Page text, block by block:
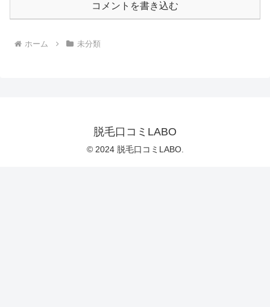
コメントを書き込む
ホーム 未分類
脱毛口コミLABO
© 2024 脱毛口コミLABO.